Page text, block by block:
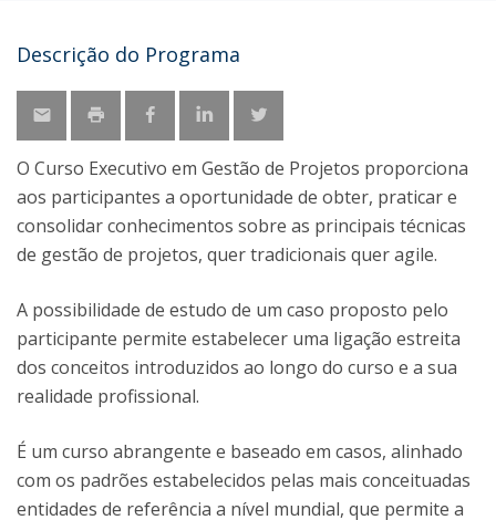
Descrição do Programa
O Curso Executivo em Gestão de Projetos proporciona
aos participantes a oportunidade de obter, praticar e
consolidar conhecimentos sobre as principais técnicas
de gestão de projetos, quer tradicionais quer agile.
A possibilidade de estudo de um caso proposto pelo
participante permite estabelecer uma ligação estreita
dos conceitos introduzidos ao longo do curso e a sua
realidade profissional.
É um curso abrangente e baseado em casos, alinhado
com os padrões estabelecidos pelas mais conceituadas
entidades de referência a nível mundial, que permite a